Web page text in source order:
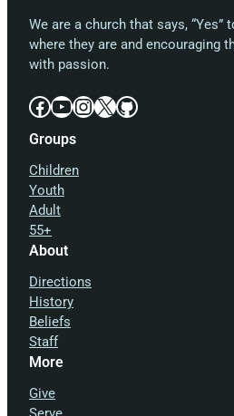
We are a church that says, “Yes”
where they are and encouraging
with passion.
Facebook YouTube InstagramX GitHub
Groups
Children
Youth
Adult
55+
About
Directions
History
Beliefs
Staff
More
Give